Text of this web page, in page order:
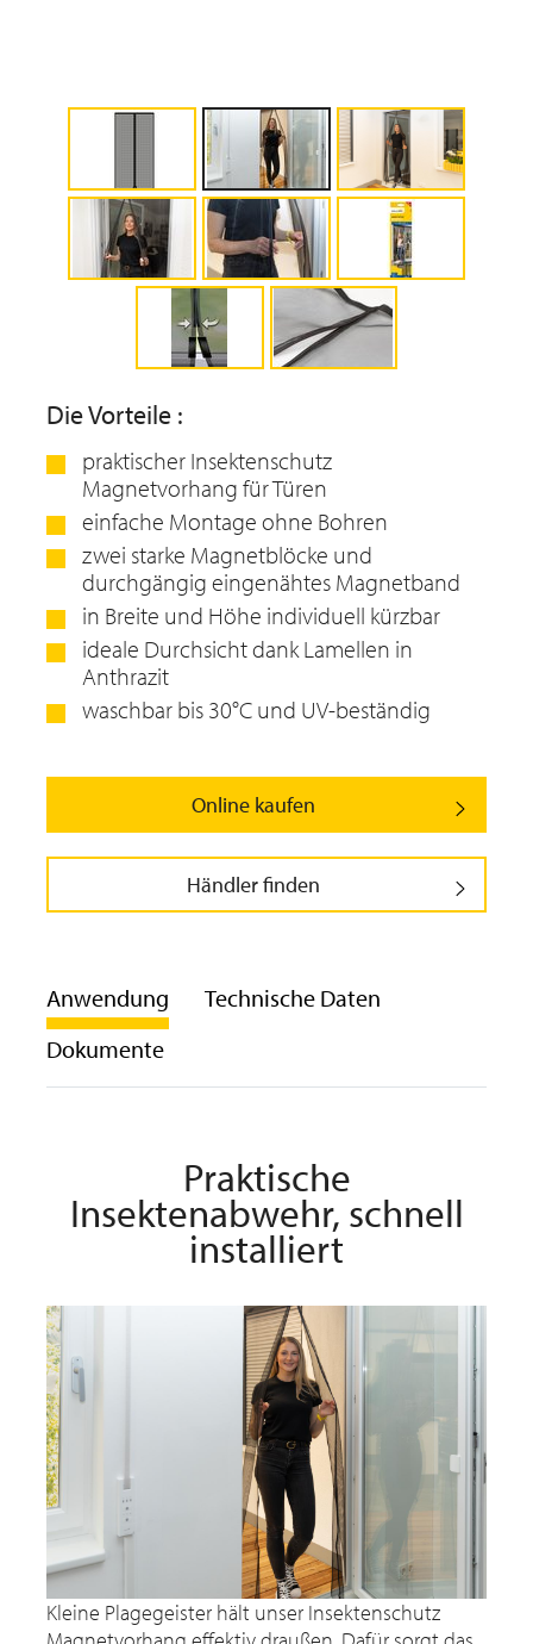
Die Vorteile :
praktischer Insektenschutz
Magnetvorhang für Türen
einfache Montage ohne Bohren
zwei starke Magnetblöcke und
durchgängig eingenähtes Magnetband
in Breite und Höhe individuell kürzbar
ideale Durchsicht dank Lamellen in
Anthrazit
waschbar bis 30°C und UV-beständig
Online kaufen
Händler finden
Anwendung
Technische Daten
Dokumente
Praktische
Insektenabwehr, schnell
installiert
Kleine Plagegeister hält unser Insektenschutz